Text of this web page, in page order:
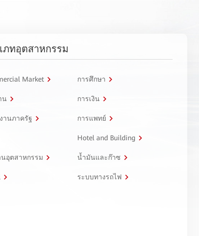
ภทอุตสาหกรรม
Market การศึกษา
น การเงิน
านภาครัฐ การแพทย์
Hotel and Building
นอุตสาหกรรม น้ำมันและก๊าซ
ระบบทางรถไฟ